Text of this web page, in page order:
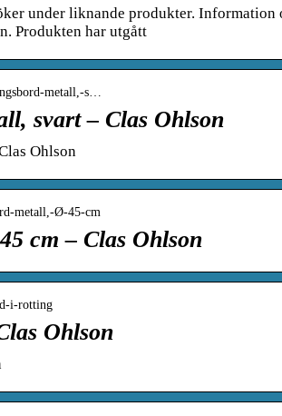
under liknande produkter. Information
Produkten har utgått
metall,-s…
svart – Clas Ohlson
Ohlson
metall,-Ø-45-cm
cm – Clas Ohlson
i-rotting
Ohlson